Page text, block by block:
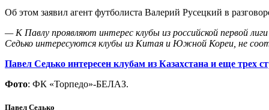
Об этом заявил агент футболиста Валерий Русецкий в
— К Павлу проявляют интерес клубы из российской первой
Седько интересуются клубы из Китая и Южной Кореи, не
Павел Седько интересен клубам из Казахстана и еще трех
Фото: ФК «Торпедо»-БЕЛАЗ.
Павел Седько